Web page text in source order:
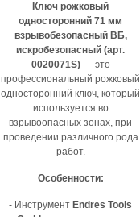
Ключ рожковый
односторонний 71 мм
взрывобезопасный ВБ,
искробезопасный (арт.
0020071S)— это
профессиональный рожковый
односторонний ключ, который
используется во
взрывоопасных зонах, при
проведении различного рода
работ.
Особенности:
- Инструмент Endres Tools